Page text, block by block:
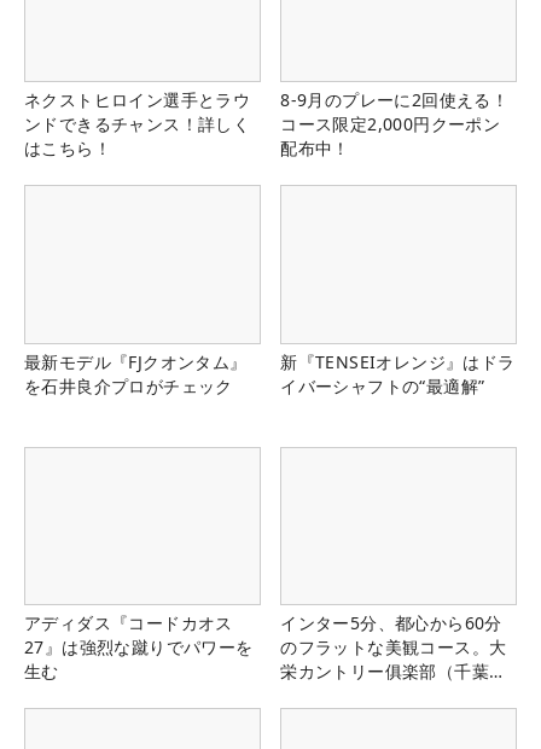
ネクストヒロイン選手とラウ
ンドできるチャンス！詳しく
はこちら！
8-9月のプレーに2回使える！
コース限定2,000円クーポン
配布中！
最新モデル『FJクオンタム』
を石井良介プロがチェック
新『TENSEIオレンジ』はドラ
イバーシャフトの“最適解”
アディダス『コードカオス
27』は強烈な蹴りでパワーを
生む
インター5分、都心から60分
のフラットな美観コース。大
栄カントリー俱楽部（千葉